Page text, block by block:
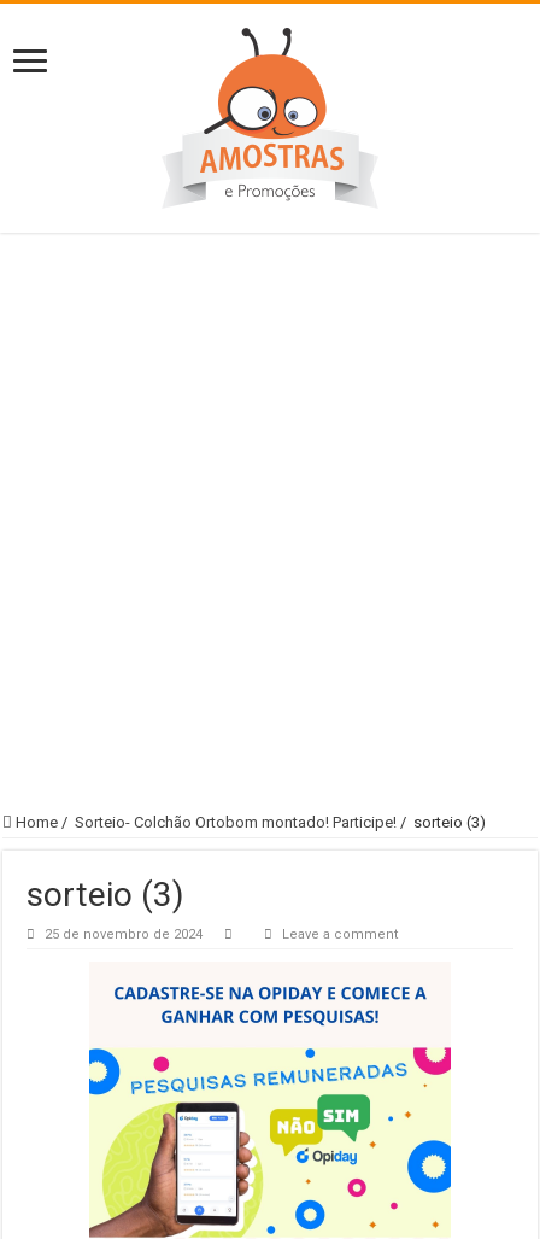
Home / Sorteio- Colchão Ortobom montado! Participe! / sorteio (3)
sorteio (3)
25 de novembro de 2024 Leave a comment